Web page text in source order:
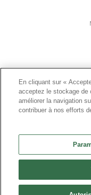
En cliquant sur «
acceptez le stockage de
améliorer la navigation
contribuer à nos efforts